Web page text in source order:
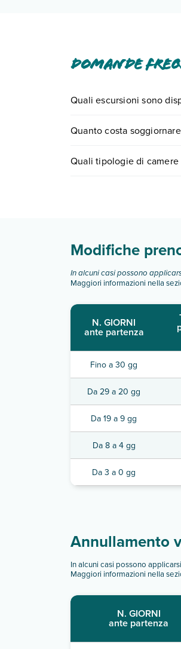
Domande
Quali escursioni sono
il numero 0721.17231 o
Quanto costa
ricerca e scegli quando
Quali tipologie di camere
Modifiche
In alcuni casi possono
Maggiori informazioni nella
N. GIORNI
ante partenza
Fino a 30 gg
Da 29 a 20 gg
Da 19 a 9 gg
Da 8 a 4 gg
Da 3 a 0 gg
Annullamento
In alcuni casi possono
Maggiori informazioni nella
N. GIORNI
ante partenza